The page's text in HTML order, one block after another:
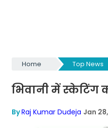
Home Top News
भिवानी में स्केटिंग
ByRaj Kumar Dudeja Jan